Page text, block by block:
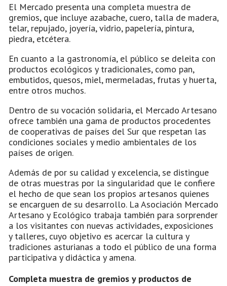
El Mercado presenta una completa muestra de
gremios, que incluye azabache, cuero, talla de madera,
telar, repujado, joyería, vidrio, papelería, pintura,
piedra, etcétera.
En cuanto a la gastronomía, el público se deleita con
productos ecológicos y tradicionales, como pan,
embutidos, quesos, miel, mermeladas, frutas y huerta,
entre otros muchos.
Dentro de su vocación solidaria, el Mercado Artesano
ofrece también una gama de productos procedentes
de cooperativas de países del Sur que respetan las
condiciones sociales y medio ambientales de los
países de origen.
Además de por su calidad y excelencia, se distingue
de otras muestras por la singularidad que le confiere
el hecho de que sean los propios artesanos quienes
se encarguen de su desarrollo. La Asociación Mercado
Artesano y Ecológico trabaja también para sorprender
a los visitantes con nuevas actividades, exposiciones
y talleres, cuyo objetivo es acercar la cultura y
tradiciones asturianas a todo el público de una forma
participativa y didáctica y amena.
Completa muestra de gremios y productos de